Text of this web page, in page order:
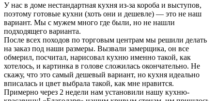
У нас в доме нестандартная кухня из-за короба и выступов,
поэтому готовые кухни (хоть они и дешевле) — это не наш
вариант. Мы с мужем много где были, но не нашли
подходящего варианта.
После всех походов по торговым центрам мы решили делать
на заказ под наши размеры. Вызвали замерщика, он все
обмерил, посчитал, нарисовал кухню именно такой, как
хотелось, и картинка в голове сложилась окончательно. Не
скажу, что это самый дешевый вариант, но кухня идеально
вписалась и цвет выбрала такой, как мне нравится.
Примерно через 2 недели нам установили нашу кухню-